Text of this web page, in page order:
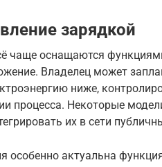
зарядкой
чаще оснащаются
Владелец может
ниже,
процесса. Некоторые
их в сети
особенно актуальна